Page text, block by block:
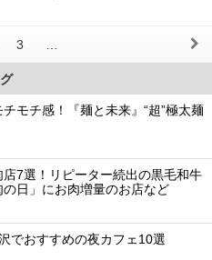
3
チモチ感！『麺と未来』“超”極太麺
7選！リピーター続出の黒毛和牛
日」にお肉増量のお店など
でおすすめの夜カフェ10選